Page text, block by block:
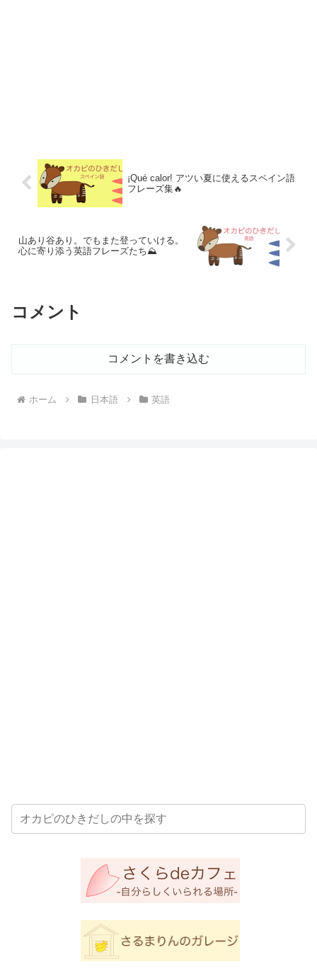
¡Qué calor! アツい夏に使えるスペイン語
フレーズ集🔥
山あり谷あり。でもまた登っていける。
心に寄り添う英語フレーズたち⛰️
コメント
コメントを書き込む
ホーム 日本語 英語